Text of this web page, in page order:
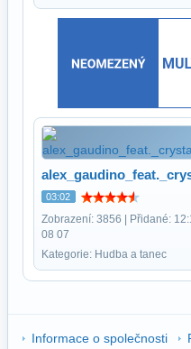
03:02
Zobrazení: 3856 | Přidané:
08 07
Kategorie: Hudba a tanec
Informace o společnosti